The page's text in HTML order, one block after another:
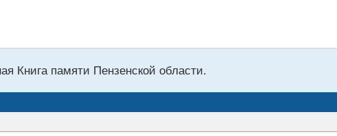
Книга памяти Пензенской области.